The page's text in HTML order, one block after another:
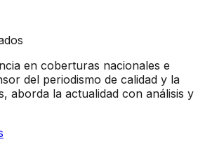
en coberturas nacionales e
del periodismo de calidad y la
aborda la actualidad con análisis y